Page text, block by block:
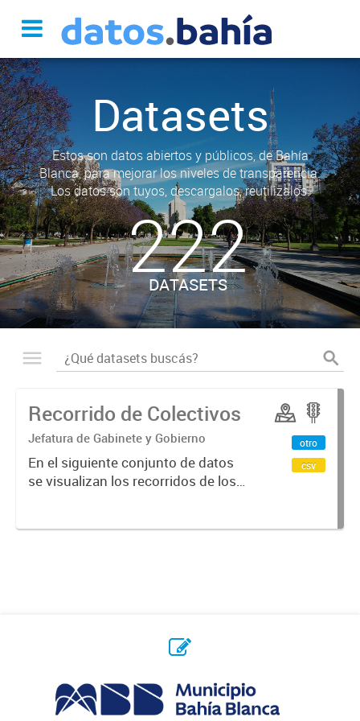
Datasets
Estos son datos abiertos y públicos, de Bahía
Blanca, para mejorar los niveles de transparencia.
Los datos son tuyos, descargalos, reutilizalos.
222
DATASETS
Recorrido de Colectivos
Jefatura de Gabinete y Gobierno
En el siguiente conjunto de datos
se visualizan los recorridos de los
otro
csv